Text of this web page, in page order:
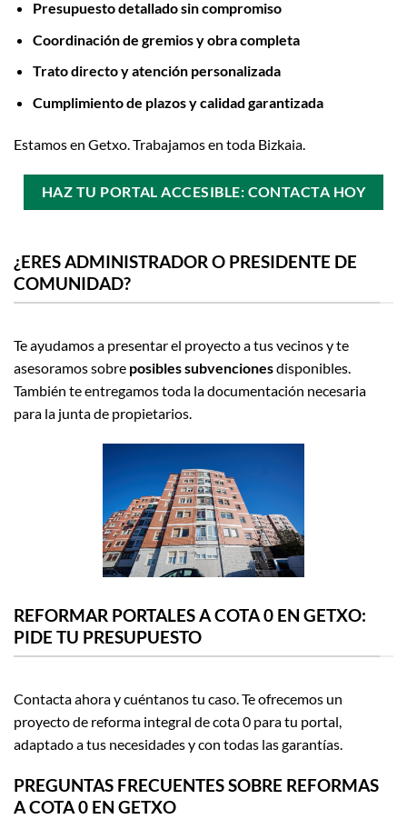
Presupuesto detallado sin compromiso
Coordinación de gremios y obra completa
Trato directo y atención personalizada
Cumplimiento de plazos y calidad garantizada
Estamos en Getxo. Trabajamos en toda Bizkaia.
HAZ TU PORTAL ACCESIBLE: CONTACTA HOY
¿ERES ADMINISTRADOR O PRESIDENTE DE
COMUNIDAD?
Te ayudamos a presentar el proyecto a tus vecinos y te
asesoramos sobre posibles subvencionesdisponibles.
También te entregamos toda la documentación necesaria
para la junta de propietarios.
REFORMAR PORTALES A COTA 0 EN GETXO:
PIDE TU PRESUPUESTO
Contacta ahora y cuéntanos tu caso. Te ofrecemos un
proyecto de reforma integral de cota 0 para tu portal,
adaptado a tus necesidades y con todas las garantías.
PREGUNTAS FRECUENTES SOBRE REFORMAS
A COTA 0 EN GETXO